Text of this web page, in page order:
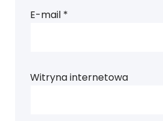
E-mail *
Witryna internetowa